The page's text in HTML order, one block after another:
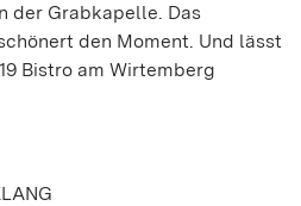
der Grabkapelle. Das
den Moment. Und lässt
Bistro am Wirtemberg